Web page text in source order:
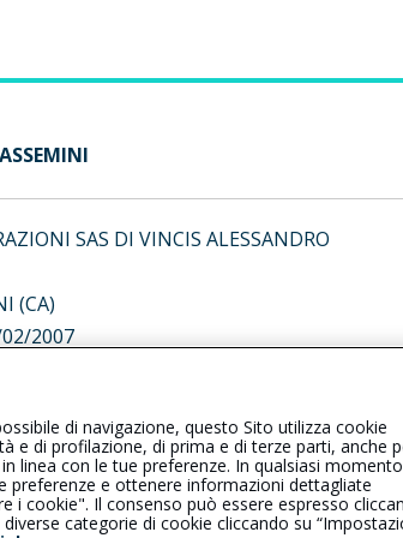
SAS DI VINCIS ALESSANDRO
(CA)
2007
di navigazione, questo Sito utilizza cookie
e di profilazione, di prima e di terze parti, anche
linea con le tue preferenze. In qualsiasi
preferenze e ottenere informazioni dettagliate
i cookie". Il consenso può essere espresso
categorie di cookie cliccando su